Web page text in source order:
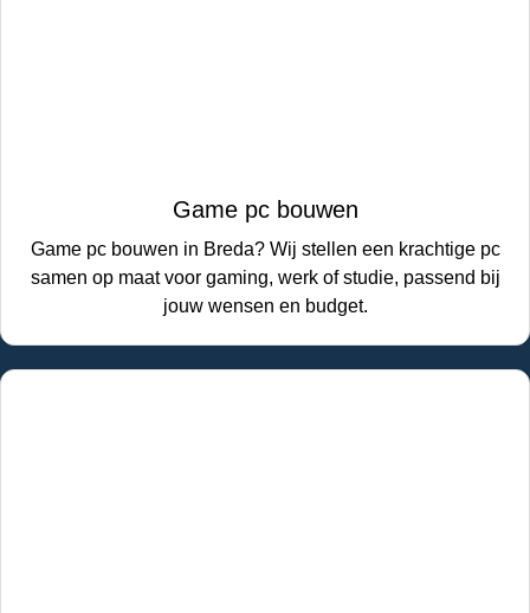
Game pc bouwen
Game pc bouwen in Breda? Wij stellen een krachtige pc
samen op maat voor gaming, werk of studie, passend bij
jouw wensen en budget.